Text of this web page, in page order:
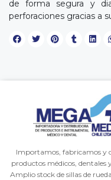
de forma segura y
perforaciones gracias a
Importamos, fabricamos y
productos médicos, dentales
Amplio stock de sillas de